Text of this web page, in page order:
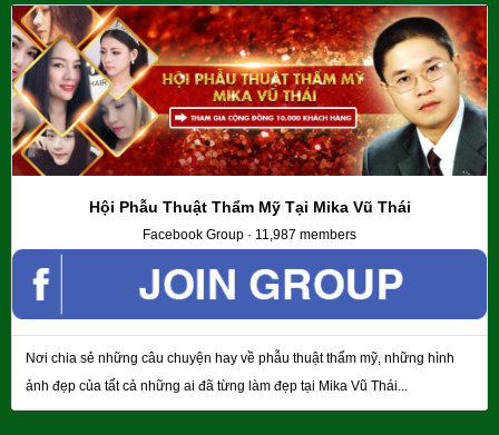
Hội Phẫu Thuật Thẩm Mỹ Tại Mika Vũ Thái
Facebook Group · 11,987 members
Nơi chia sẻ những câu chuyện hay về phẫu thuật thẩm mỹ, những hình
ảnh đẹp của tất cả những ai đã từng làm đẹp tại Mika Vũ Thái...